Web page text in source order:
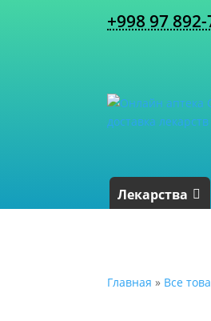
+998 97
Лекарства
Главная » Все